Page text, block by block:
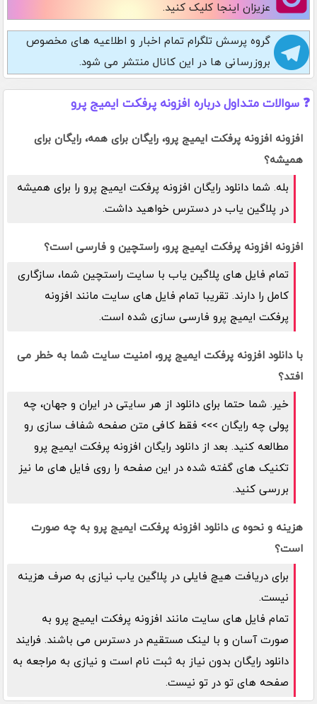
عزیزان اینجا کلیک کنید.
گروه پرسش تلگرام تمام اخبار و اطلاعیه های مخصوص
بروزرسانی ها در این کانال منتشر می شود.
❓ سوالات متداول درباره افزونه پرفکت ایمیج پرو
افزونه افزونه پرفکت ایمیج پرو، رایگان برای همه، رایگان برای
همیشه؟
بله. شما دانلود رایگان افزونه پرفکت ایمیج پرو را برای همیشه
در پلاگین یاب در دسترس خواهید داشت.
افزونه افزونه پرفکت ایمیج پرو، راستچین و فارسی است؟
تمام فایل های پلاگین یاب با سایت راستچین شما، سازگاری
کامل را دارند. تقریبا تمام فایل های سایت مانند افزونه
پرفکت ایمیج پرو فارسی سازی شده است.
با دانلود افزونه پرفکت ایمیج پرو، امنیت سایت شما به خطر می
افتد؟
خیر. شما حتما برای دانلود از هر سایتی در ایران و جهان، چه
پولی چه رایگان >>> فقط کافی متن صفحه شفاف سازی رو
مطالعه کنید. بعد از دانلود رایگان افزونه پرفکت ایمیج پرو
تکنیک های گفته شده در این صفحه را روی فایل های ما نیز
بررسی کنید.
هزینه و نحوه ی دانلود افزونه پرفکت ایمیج پرو به چه صورت
است؟
برای دریافت هیچ فایلی در پلاگین یاب نیازی به صرف هزینه
نیست.
تمام فایل های سایت مانند افزونه پرفکت ایمیج پرو به
صورت آسان و با لینک مستقیم در دسترس می باشند. فرایند
دانلود رایگان بدون نیاز به ثبت نام است و نیازی به مراجعه به
صفحه های تو در تو نیست.